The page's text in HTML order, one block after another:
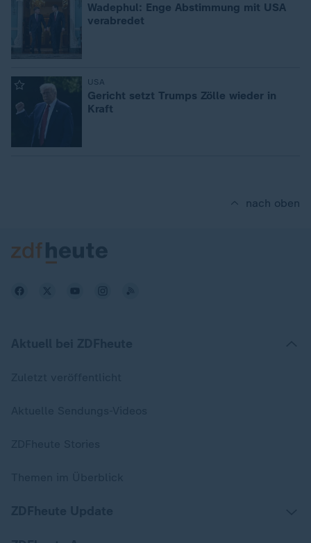
Wadephul: Enge Abstimmung mit USA
verabredet
USA
Gericht setzt Trumps Zölle wieder in
Kraft
nach oben